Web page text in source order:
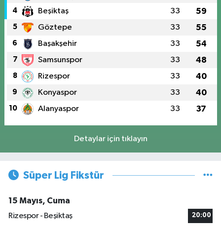
4 Beşiktaş 33 59
5 Göztepe 33 55
6 Başakşehir 33 54
7 Samsunspor 33 48
8 Rizespor 33 40
9 Konyaspor 33 40
10 Alanyaspor 33 37
Detaylar için tıklayın
Süper Lig Fikstür
15 Mayıs, Cuma
Rizespor - Beşiktaş
20:00